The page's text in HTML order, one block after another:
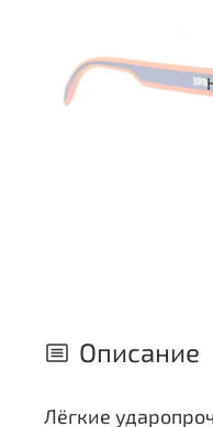
Описание
Лёгкие